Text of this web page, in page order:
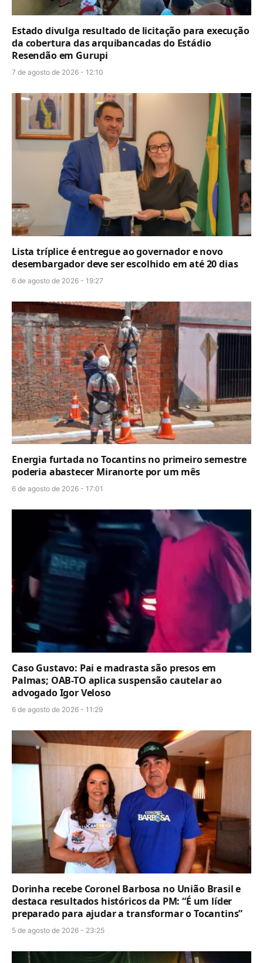
Estado divulga resultado de licitação para execução
da cobertura das arquibancadas do Estádio
Resendão em Gurupi
7 de agosto de 2026 - 12:10
Lista tríplice é entregue ao governador e novo
desembargador deve ser escolhido em até 20 dias
6 de agosto de 2026 - 19:27
Energia furtada no Tocantins no primeiro semestre
poderia abastecer Miranorte por um mês
6 de agosto de 2026 - 17:01
Caso Gustavo: Pai e madrasta são presos em
Palmas; OAB-TO aplica suspensão cautelar ao
advogado Igor Veloso
6 de agosto de 2026 - 11:29
Dorinha recebe Coronel Barbosa no União Brasil e
destaca resultados históricos da PM: “É um líder
preparado para ajudar a transformar o Tocantins”
5 de agosto de 2026 - 23:25